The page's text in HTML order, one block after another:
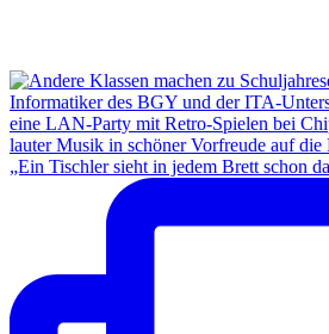
„Ein Tischler sieht in jedem Brett schon